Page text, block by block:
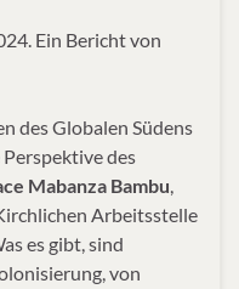
Ein Bericht von
des Globalen Südens
Perspektive des
Mabanza Bambu,
Arbeitsstelle
es gibt, sind
von